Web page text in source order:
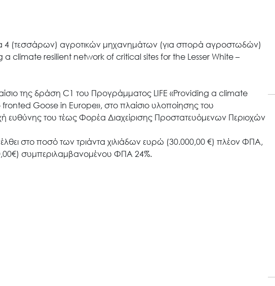
Search
for:
Ο.ΦΥ.ΠΕ.Κ.Α.
Νέα – Δημοσιότητα
Άξονες δράσης
4 (τεσσάρων) αγροτικών μηχανημάτων (για σπορά αγροστωδών)
climate resilient network of critical sites for the Lesser White –
της δράση C1 του Προγράμματος LIFE «Providing a climate
Goose in Europe», στο πλαίσιο υλοποίησης του
ευθύνης του τέως Φορέα Διαχείρισης Προστατευόμενων Περιοχών
στο ποσό των τριάντα χιλιάδων ευρώ (30.000,00 €) πλέον ΦΠΑ,
συμπεριλαμβανομένου ΦΠΑ 24%.